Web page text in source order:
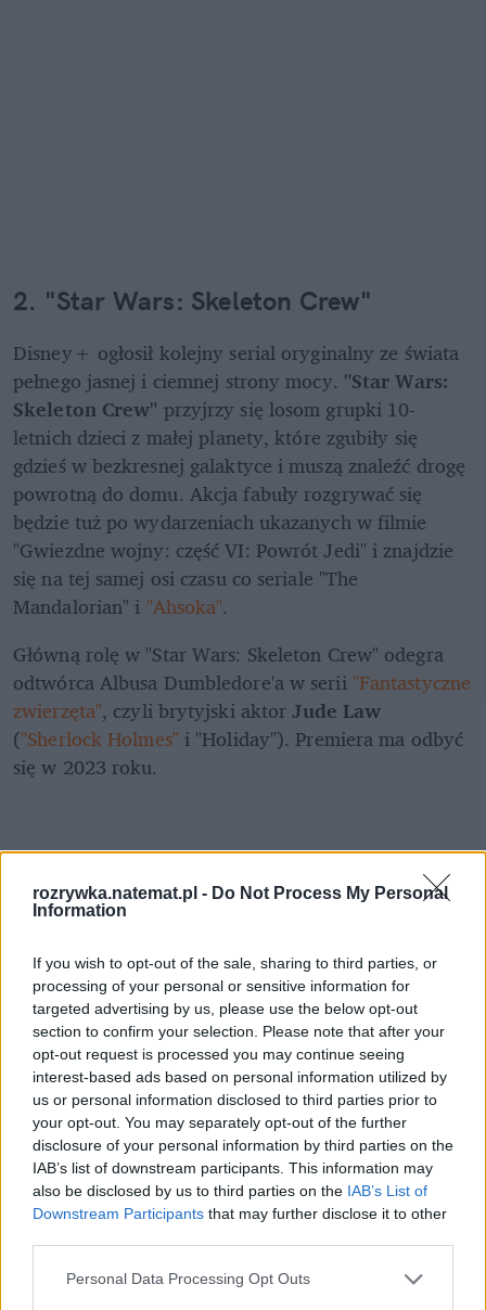
rozrywka.natemat.pl - Do Not Process My Personal
Information
If you wish to opt-out of the sale, sharing to third parties, or
processing of your personal or sensitive information for
targeted advertising by us, please use the below opt-out
section to confirm your selection. Please note that after your
opt-out request is processed you may continue seeing
interest-based ads based on personal information utilized by
us or personal information disclosed to third parties prior to
your opt-out. You may separately opt-out of the further
disclosure of your personal information by third parties on the
IAB’s list of downstream participants. This information may
also be disclosed by us to third parties on the IAB’s List of
Downstream Participants that may further disclose it to other
Personal Data Processing Opt Outs
2. "Star Wars: Skeleton Crew"
Disney+ ogłosił kolejny serial oryginalny ze świata
pełnego jasnej i ciemnej strony mocy. "Star Wars:
Skeleton Crew" przyjrzy się losom grupki 10-
letnich dzieci z małej planety, które zgubiły się
gdzieś w bezkresnej galaktyce i muszą znaleźć drogę
powrotną do domu. Akcja fabuły rozgrywać się
będzie tuż po wydarzeniach ukazanych w filmie
"Gwiezdne wojny: część VI: Powrót Jedi" i znajdzie
się na tej samej osi czasu co seriale "The
Mandalorian" i "Ahsoka".
Główną rolę w "Star Wars: Skeleton Crew" odegra
odtwórca Albusa Dumbledore'a w serii "Fantastyczne
zwierzęta", czyli brytyjski aktor Jude Law
("Sherlock Holmes" i "Holiday"). Premiera ma odbyć
się w 2023 roku.
Rozwiń
3. "The Mandalorian" - 3. sezon
Podczas Star Wars Celebration 2022 ogłoszono także
3. sezon "The Mandalorian". Nowe przygody Dina
Djarina (w tej roli Pedro Pascal z "Narcosa") i
Grogu (aka Baby Yody) poznamy w lutym 2023